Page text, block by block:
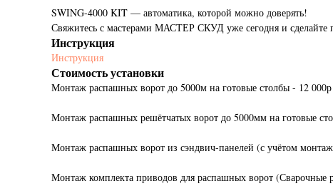
SWING-4000 KIT — автоматика, которой можно доверять!
Свяжитесь с мастерами МАСТЕР СКУД уже сегодня и сделайте
Инструкция
Инструкция
Стоимость установки
Монтаж распашных ворот до 5000м на готовые столбы - 12 000р
Монтаж распашных решётчатых ворот до 5000мм на готовые
Монтаж распашных ворот из сэндвич-панелей (с учётом
Монтаж комплекта приводов для распашных ворот (Сварочные